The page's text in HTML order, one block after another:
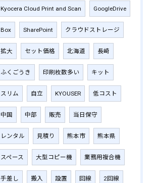
Kyocera Cloud Print and Scan GoogleDrive
Box SharePoint クラウドストレージ
拡大 セット価格 北海道 長崎
ふくごうき 印刷枚数多い キット
スリム 自立 KYOUSER 低コスト
中国 中部 販売 当日保守
レンタル 見積り 熊本市 熊本県
スペース 大型コピー機 業務用複合機
手差し 搬入 設置 回線 2回線